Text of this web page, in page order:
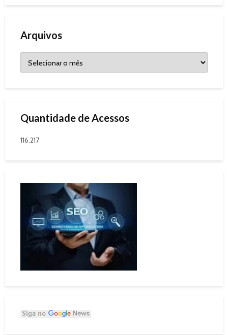
Arquivos
Quantidade de Acessos
116.217